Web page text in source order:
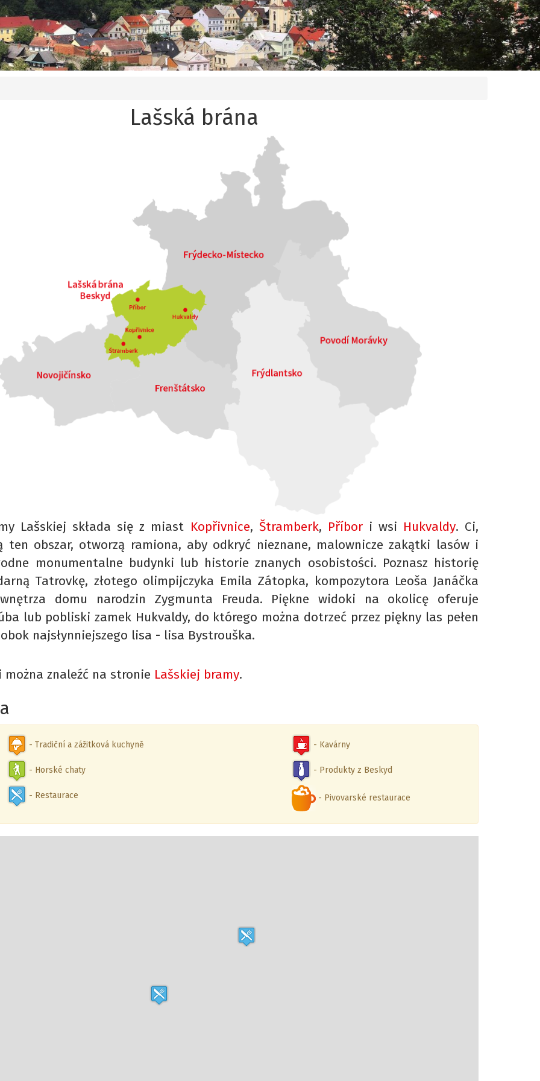
Lašská brána
Lašskiej składa się z miast Kopřivnice, Štramberk, Příbori wsi Hukvaldy. Ci,
ten obszar, otworzą ramiona, aby odkryć nieznane, malownicze zakątki lasów i
monumentalne budynki lub historie znanych osobistości. Poznasz historię
Tatrovkę, złotego olimpijczyka Emila Zátopka, kompozytora Leoša Janáčka
domu narodzin Zygmunta Freuda. Piękne widoki na okolicę oferuje
lub pobliski zamek Hukvaldy, do którego można dotrzeć przez piękny las pełen
najsłynniejszego lisa - lisa Bystrouška.
znaleźć na stronie Lašskiej bramy.
- Tradiční a zážitková kuchyně
- Horské chaty
- Restaurace
- Kavárny
- Produkty z Beskyd
- Pivovarské restaurace